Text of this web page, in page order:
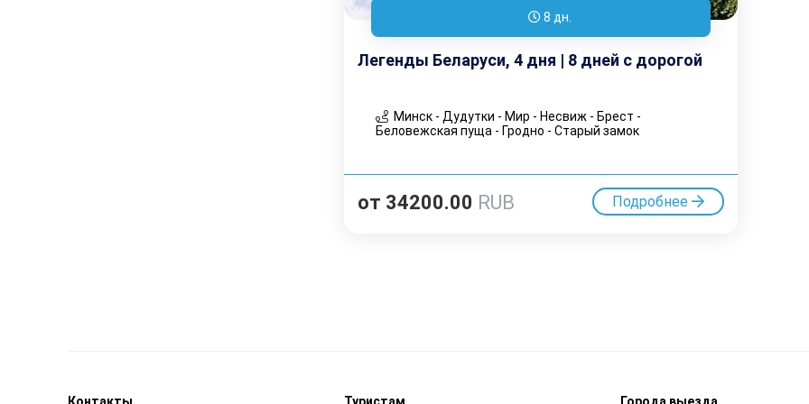
8 дн.
Легенды Беларуси, 4 дня | 8 дней с дорогой
Минск - Дудутки - Мир - Несвиж - Брест -
Беловежская пуща - Гродно - Старый замок
от 34200.00 RUB Подробнее
Контакты Туристам Города выезда